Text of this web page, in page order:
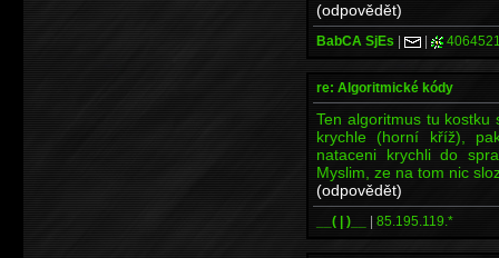
(odpovědět)
BabCA SjEs | |
re: Algoritmické kódy
Ten algoritmus tu
krychle (horní kříž),
nataceni krychli do
Myslim, ze na tom nic
(odpovědět)
__( | )__ | 85.195.119.*